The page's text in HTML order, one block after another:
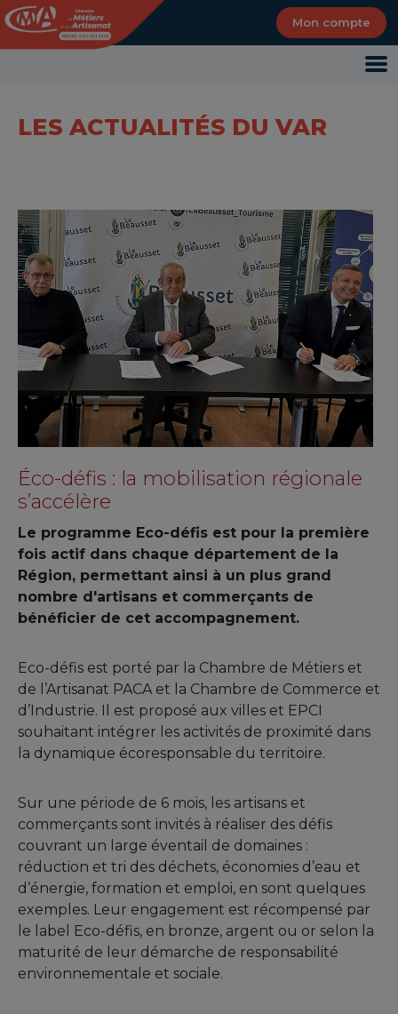
Mon compte
LES ACTUALITÉS DU VAR
Éco-défis : la mobilisation régionale
s’accélère
Le programme Eco-défis est pour la première
fois actif dans chaque département de la
Région, permettant ainsi à un plus grand
nombre d'artisans et commerçants de
bénéficier de cet accompagnement.
Eco-défis est porté par la Chambre de Métiers et
de l’Artisanat PACA et la Chambre de Commerce et
d’Industrie. Il est proposé aux villes et EPCI
souhaitant intégrer les activités de proximité dans
la dynamique écoresponsable du territoire.
Sur une période de 6 mois, les artisans et
commerçants sont invités à réaliser des défis
couvrant un large éventail de domaines :
réduction et tri des déchets, économies d’eau et
d’énergie, formation et emploi, en sont quelques
exemples. Leur engagement est récompensé par
le label Eco-défis, en bronze, argent ou or selon la
maturité de leur démarche de responsabilité
environnementale et sociale.
Panneau de gestion des cookies